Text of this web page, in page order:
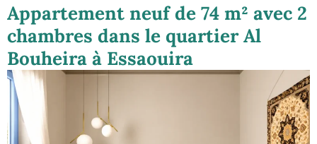
Appartement neuf de 74 m² avec 2
chambres dans le quartier Al
Bouheira à Essaouira